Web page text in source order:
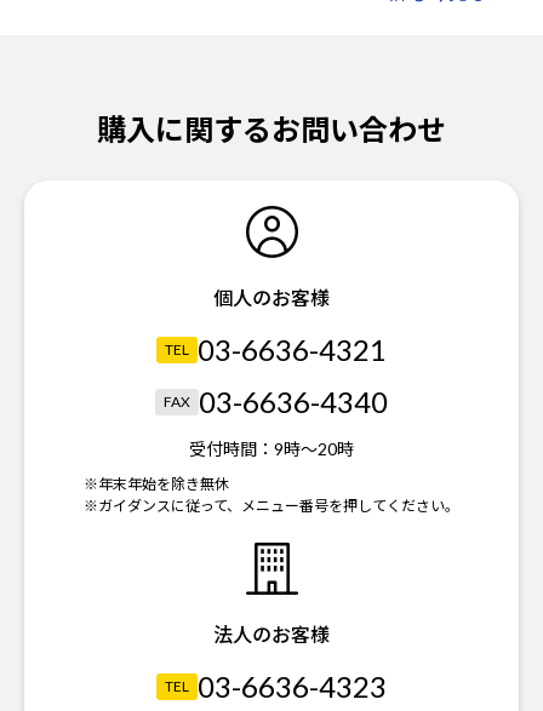
購入に関するお問い合わせ
個人のお客様
TEL 03-6636-4321
FAX 03-6636-4340
受付時間： 9時～20時
※年末年始を除き無休
※ガイダンスに従って、メニュー番号を押してください。
法人のお客様
TEL 03-6636-4323